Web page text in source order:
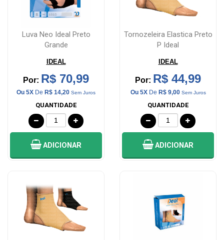
Luva Neo Ideal Preto
Grande
IDEAL
Por: R$ 70,99
Ou 5X De R$ 14,20 Sem Juros
QUANTIDADE
ADICIONAR
Tornozeleira Elastica Preto
P Ideal
IDEAL
Por: R$ 44,99
Ou 5XDe R$ 9,00 Sem Juros
QUANTIDADE
ADICIONAR